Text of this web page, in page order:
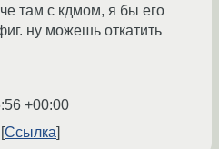
там с кдмом, я бы его
ну можешь откатить
+00:00
Ссылка